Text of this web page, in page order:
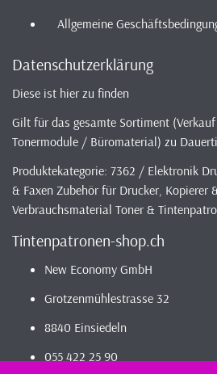
Allgemeine
Datenschutzerklärung
Diese ist hier zu finden
Gilt für das gesamte Sortiment
Tonermodule / Büromaterial) zu
Produktekategorie: 7362 / Elektronik
& Faxen Zubehör für Drucker, Kopierer
Verbrauchsmaterial Toner &
Tintenpatronen-shop.ch
New Economy GmbH
Grotzenmühlestrasse 32
8840 Einsiedeln
055 422 25 90